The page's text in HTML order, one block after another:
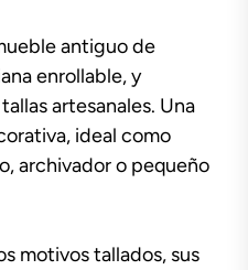
antiguo de
enrollable, y
artesanales. Una
ideal como
archivador o pequeño
motivos tallados, sus